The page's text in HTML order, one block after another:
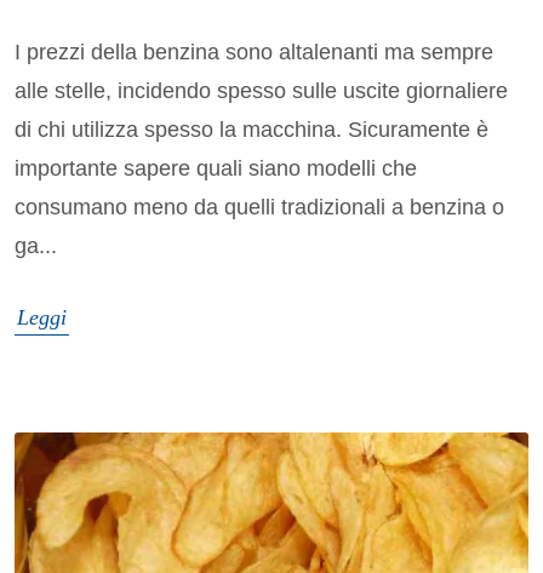
I prezzi della benzina sono altalenanti ma sempre
alle stelle, incidendo spesso sulle uscite giornaliere
di chi utilizza spesso la macchina. Sicuramente è
importante sapere quali siano modelli che
consumano meno da quelli tradizionali a benzina o
ga...
Leggi